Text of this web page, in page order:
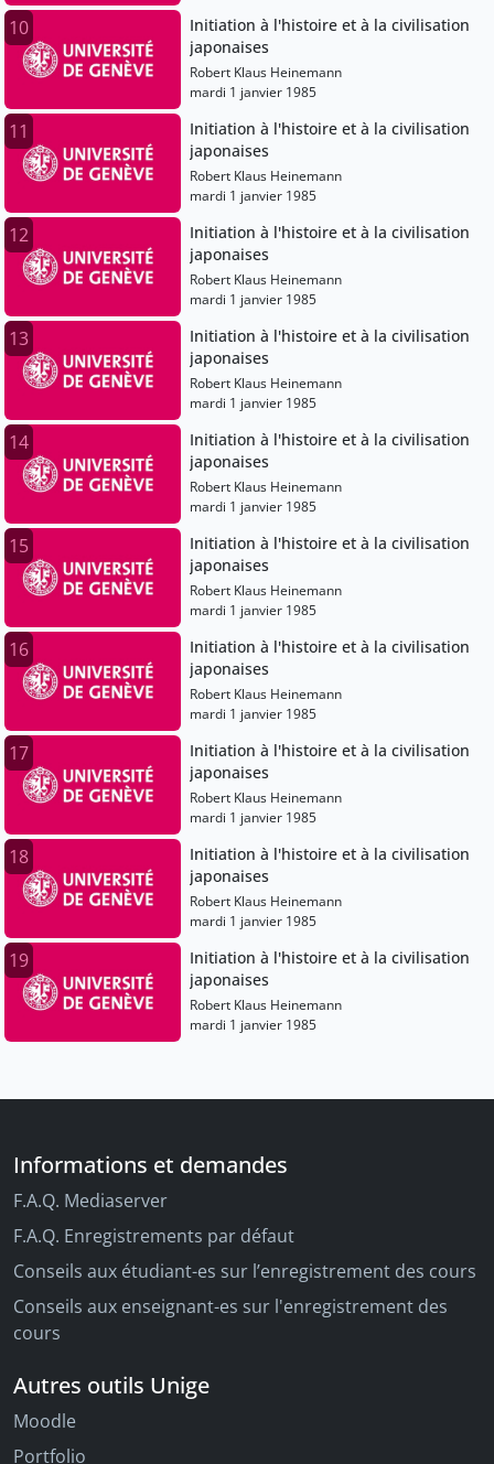
10
Initiation à l'histoire et à la civilisation
japonaises
Robert Klaus Heinemann
mardi 1 janvier 1985
11
Initiation à l'histoire et à la civilisation
japonaises
Robert Klaus Heinemann
mardi 1 janvier 1985
12
Initiation à l'histoire et à la civilisation
japonaises
Robert Klaus Heinemann
mardi 1 janvier 1985
13
Initiation à l'histoire et à la civilisation
japonaises
Robert Klaus Heinemann
mardi 1 janvier 1985
14
Initiation à l'histoire et à la civilisation
japonaises
Robert Klaus Heinemann
mardi 1 janvier 1985
15
Initiation à l'histoire et à la civilisation
japonaises
Robert Klaus Heinemann
mardi 1 janvier 1985
16
Initiation à l'histoire et à la civilisation
japonaises
Robert Klaus Heinemann
mardi 1 janvier 1985
17
Initiation à l'histoire et à la civilisation
japonaises
Robert Klaus Heinemann
mardi 1 janvier 1985
18
Initiation à l'histoire et à la civilisation
japonaises
Robert Klaus Heinemann
mardi 1 janvier 1985
19
Initiation à l'histoire et à la civilisation
japonaises
Robert Klaus Heinemann
mardi 1 janvier 1985
Informations et demandes
F.A.Q. Mediaserver
F.A.Q. Enregistrements par défaut
Conseils aux étudiant-es sur l’enregistrement des cours
Conseils aux enseignant-es sur l'enregistrement des
cours
Autres outils Unige
Moodle
Portfolio